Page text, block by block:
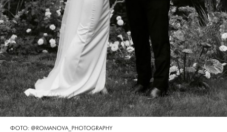
ФОТО: @ROMANOVA_PHOTOGRAPHY